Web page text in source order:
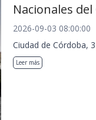
Nacionales
2026-09-03 08:00:00
Ciudad de Córdoba,
Leer más